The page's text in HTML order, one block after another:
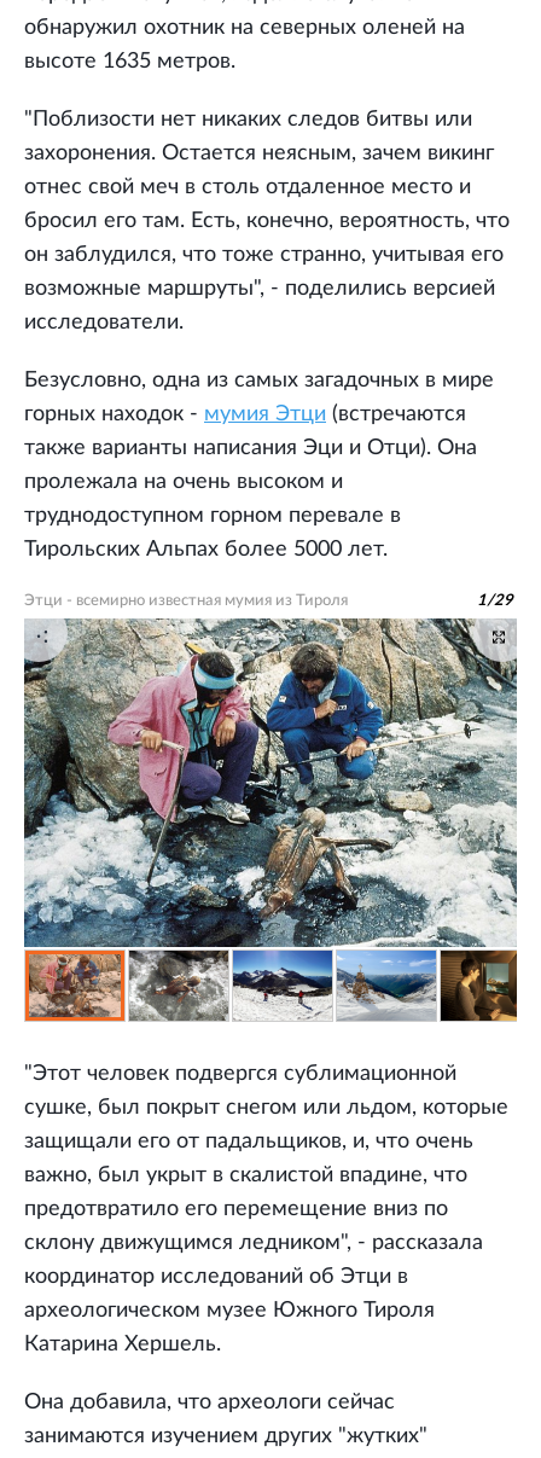
обнаружил охотник на северных оленей на
высоте 1635 метров.
"Поблизости нет никаких следов битвы или
захоронения. Остается неясным, зачем викинг
отнес свой меч в столь отдаленное место и
бросил его там. Есть, конечно, вероятность, что
он заблудился, что тоже странно, учитывая его
возможные маршруты", - поделились версией
исследователи.
Безусловно, одна из самых загадочных в мире
горных находок - мумия Этци (встречаются
также варианты написания Эци и Отци). Она
пролежала на очень высоком и
труднодоступном горном перевале в
Тирольских Альпах более 5000 лет.
Этци - всемирно известная мумия из Тироля 1/29
"Этот человек подвергся сублимационной
сушке, был покрыт снегом или льдом, которые
защищали его от падальщиков, и, что очень
важно, был укрыт в скалистой впадине, что
предотвратило его перемещение вниз по
склону движущимся ледником", - рассказала
координатор исследований об Этци в
археологическом музее Южного Тироля
Катарина Хершель.
Она добавила, что археологи сейчас
занимаются изучением других "жутких"